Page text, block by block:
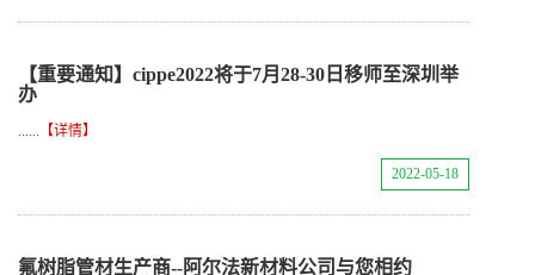
【重要通知】cippe2022将于7月28-30日移师至深圳举
办
...... 【详情】
2022-05-18
氟树脂管材生产商--阿尔法新材料公司与您相约